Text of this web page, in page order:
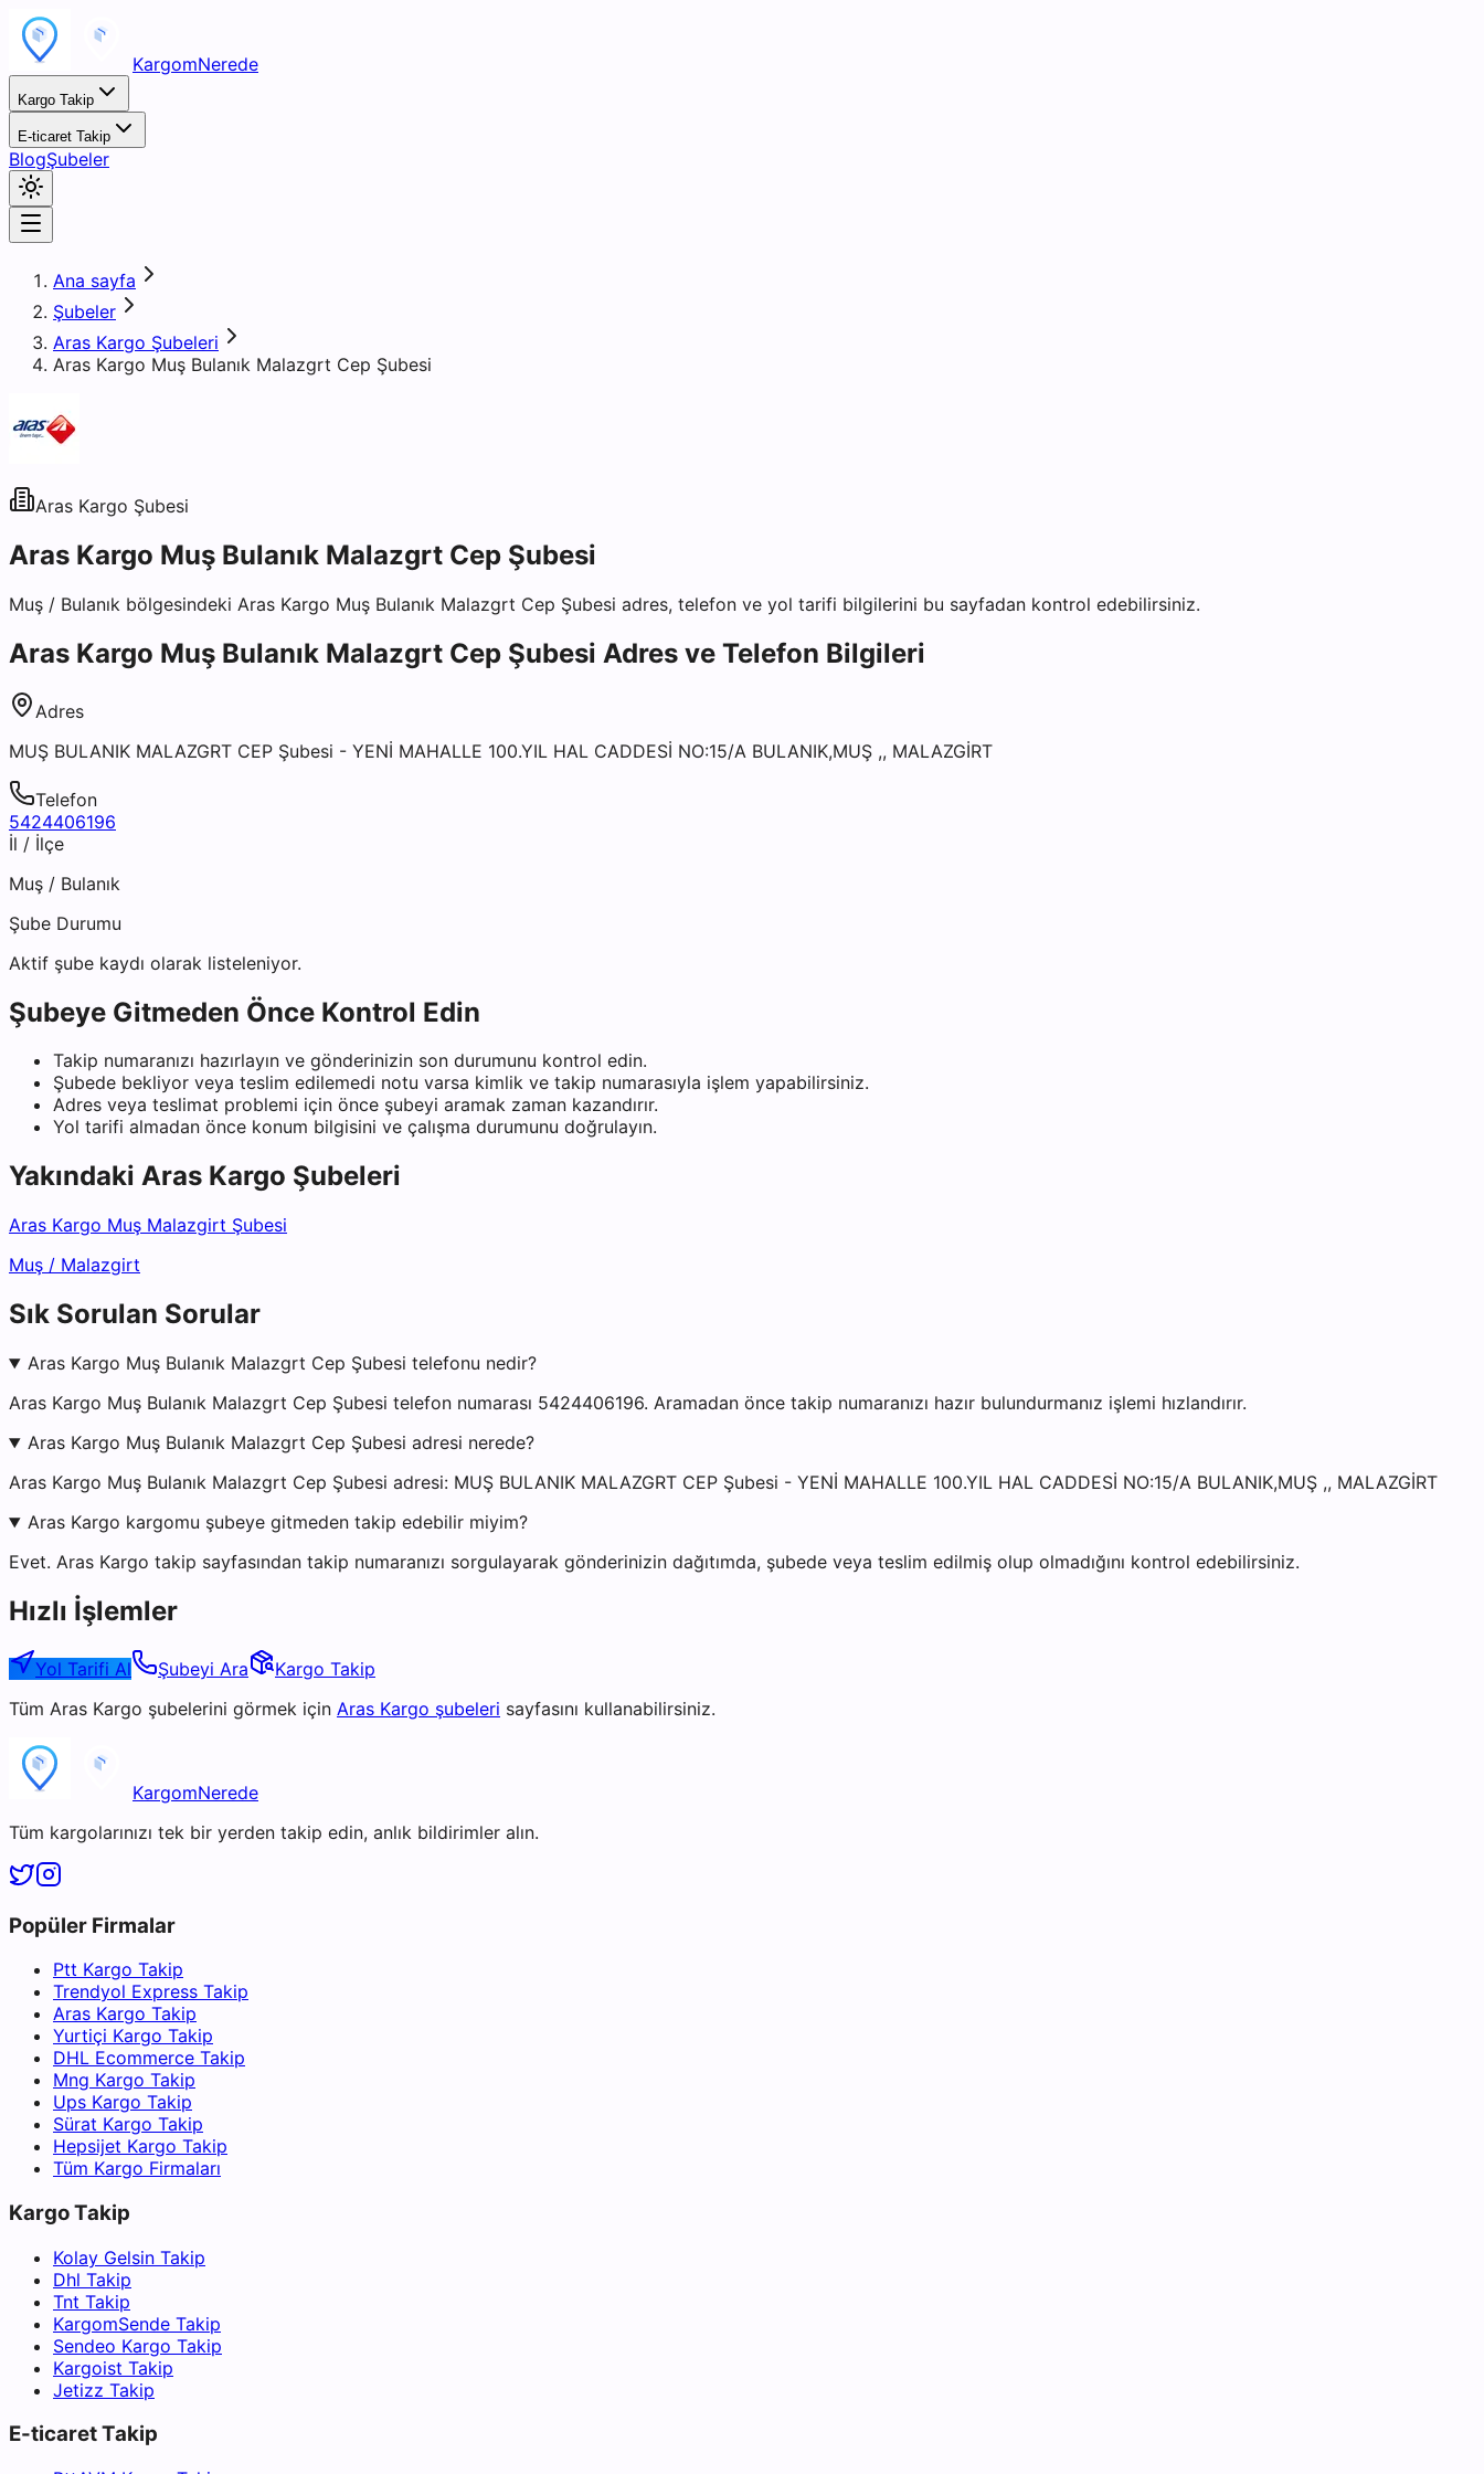
KargomNerede
Kargo Takip
E-ticaret Takip
BlogŞubeler
Ana sayfa
Şubeler
Aras Kargo Şubeleri
Aras Kargo Muş Bulanık Malazgrt Cep Şubesi
Aras Kargo Şubesi
Aras Kargo Muş Bulanık Malazgrt Cep Şubesi
Muş / Bulanık bölgesindeki Aras Kargo Muş Bulanık Malazgrt Cep Şubesi adres, telefon ve yol tarifi bilgilerini bu sayfadan kontrol edebilirsiniz.
Aras Kargo Muş Bulanık Malazgrt Cep Şubesi Adres ve Telefon Bilgileri
Adres
MUŞ BULANIK MALAZGRT CEP Şubesi - YENİ MAHALLE 100.YIL HAL CADDESİ NO:15/A BULANIK,MUŞ ,, MALAZGİRT
Telefon
5424406196
İl / İlçe
Muş / Bulanık
Şube Durumu
Aktif şube kaydı olarak listeleniyor.
Şubeye Gitmeden Önce Kontrol Edin
Takip numaranızı hazırlayın ve gönderinizin son durumunu kontrol edin.
Şubede bekliyor veya teslim edilemedi notu varsa kimlik ve takip numarasıyla işlem yapabilirsiniz.
Adres veya teslimat problemi için önce şubeyi aramak zaman kazandırır.
Yol tarifi almadan önce konum bilgisini ve çalışma durumunu doğrulayın.
Yakındaki Aras Kargo Şubeleri
Aras Kargo Muş Malazgirt Şubesi
Muş / Malazgirt
Sık Sorulan Sorular
Aras Kargo Muş Bulanık Malazgrt Cep Şubesi telefonu nedir?
Aras Kargo Muş Bulanık Malazgrt Cep Şubesi telefon numarası 5424406196. Aramadan önce takip numaranızı hazır bulundurmanız işlemi hızlandırır.
Aras Kargo Muş Bulanık Malazgrt Cep Şubesi adresi nerede?
Aras Kargo Muş Bulanık Malazgrt Cep Şubesi adresi: MUŞ BULANIK MALAZGRT CEP Şubesi - YENİ MAHALLE 100.YIL HAL CADDESİ NO:15/A BULANIK,MUŞ ,, MALAZGİRT
Aras Kargo kargomu şubeye gitmeden takip edebilir miyim?
Evet. Aras Kargo takip sayfasından takip numaranızı sorgulayarak gönderinizin dağıtımda, şubede veya teslim edilmiş olup olmadığını kontrol edebilirsiniz.
Hızlı İşlemler
Yol Tarifi Al Şubeyi Ara
Kargo Takip
Tüm Aras Kargo şubelerini görmek için Aras Kargo şubeleri sayfasını kullanabilirsiniz.
KargomNerede
Tüm kargolarınızı tek bir yerden takip edin, anlık bildirimler alın.
Popüler Firmalar
Ptt Kargo Takip
Trendyol Express Takip
Aras Kargo Takip
Yurtiçi Kargo Takip
DHL Ecommerce Takip
Mng Kargo Takip
Ups Kargo Takip
Sürat Kargo Takip
Hepsijet Kargo Takip
Tüm Kargo Firmaları
Kargo Takip
Kolay Gelsin Takip
Dhl Takip
Tnt Takip
KargomSende Takip
Sendeo Kargo Takip
Kargoist Takip
Jetizz Takip
E-ticaret Takip